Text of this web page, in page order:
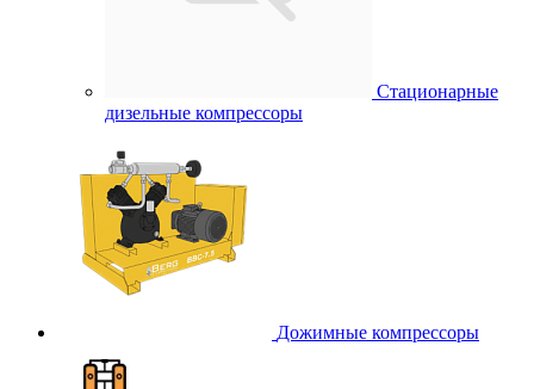
Стационарные
дизельные компрессоры
Дожимные компрессоры